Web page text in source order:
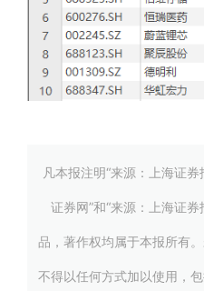
凡本报注明“来源：上海证券
证券网”和“来源：上海证
品，著作权均属于本报所有
不得以任何方式加以使用，